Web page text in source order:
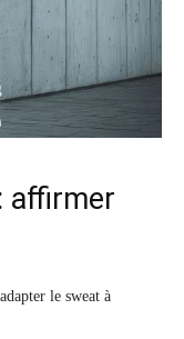
affirmer
le sweat à